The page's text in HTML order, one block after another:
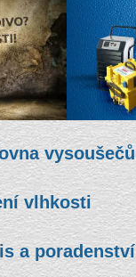
vysoušečů
vlhkosti
a poradenství